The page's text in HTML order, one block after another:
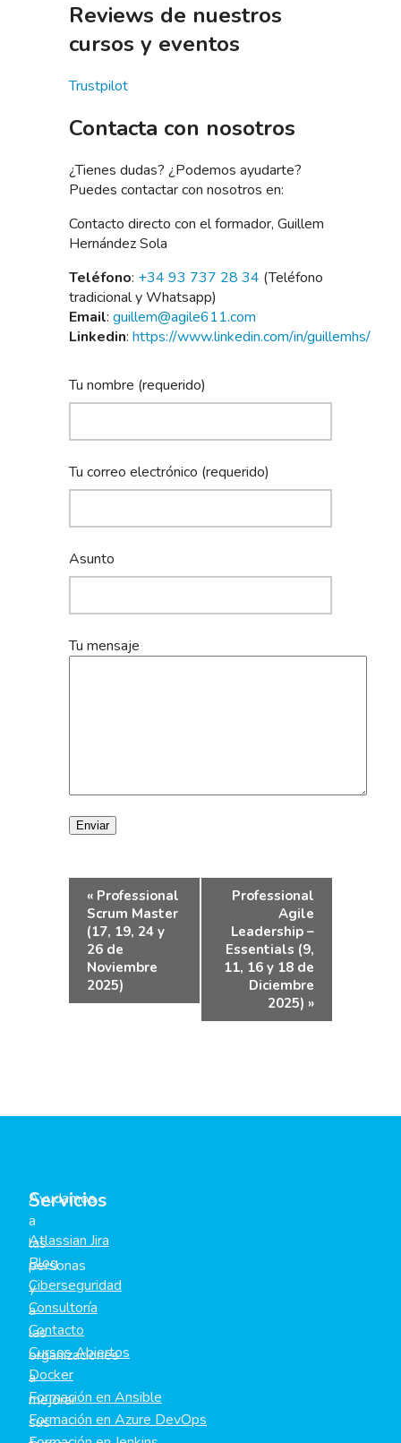
Reviews de nuestros
cursos y eventos
Trustpilot
Contacta con nosotros
¿Tienes dudas? ¿Podemos ayudarte?
Puedes contactar con nosotros en:
Contacto directo con el formador, Guillem
Hernández Sola
Teléfono: +34 93 737 28 34 (Teléfono
tradicional y Whatsapp)
Email: guillem@agile611.com
Linkedin: https://www.linkedin.com/in/guillemhs/
Tu nombre (requerido)
Tu correo electrónico (requerido)
Asunto
Tu mensaje
Navegación
del
Evento
« Professional
Scrum Master
(17, 19, 24 y
26 de
Noviembre
2025)
Professional
Agile
Leadership –
Essentials (9,
11, 16 y 18 de
Diciembre
2025) »
Ayudamos
a
las
personas
y
a
las
organizaciones
a
mejorar
sus
Servicios
Atlassian Jira
Blog
Ciberseguridad
Consultoría
Contacto
Cursos Abiertos
Docker
Formación en Ansible
Formación en Azure DevOps